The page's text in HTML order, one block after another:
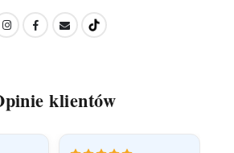
klientów